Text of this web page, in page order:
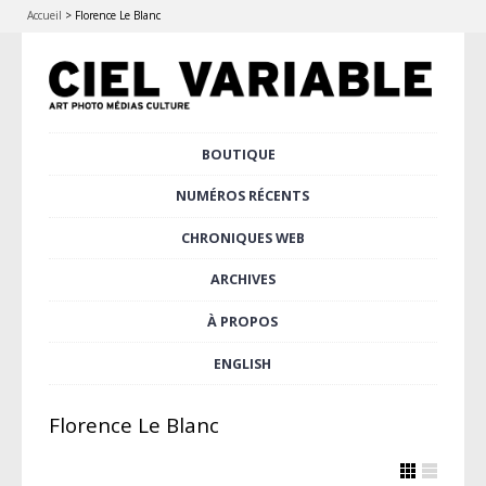
Accueil > Florence Le Blanc
BOUTIQUE
NUMÉROS RÉCENTS
CHRONIQUES WEB
ARCHIVES
À PROPOS
ENGLISH
Florence Le Blanc